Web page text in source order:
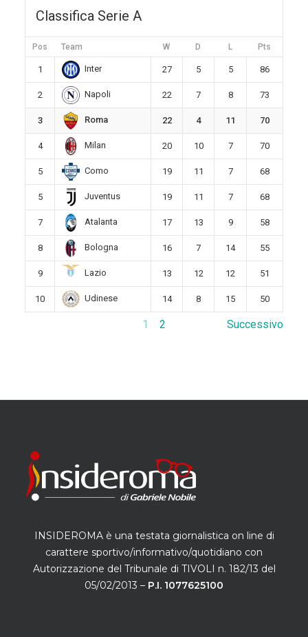
Classifica Serie A
Pos Team W D L Pts
1 Inter 27 5 5 86
2 Napoli 22 7 8 73
3 Roma 22 4 11 70
4 Milan 20 10 7 70
5 Como 19 11 7 68
5 Juventus 19 11 7 68
7 Atalanta 17 13 9 58
8 Bologna 16 7 14 55
9 Lazio 13 12 12 51
10 Udinese 14 8 15 50
1 2 Successivo
INSIDEROMA è una testata giornalistica on line di
carattere sportivo/informativo/quotidiano con
Autorizzazione del Tribunale di TIVOLI n. 182/13 del
05/02/2013 – P.I. 1077625100